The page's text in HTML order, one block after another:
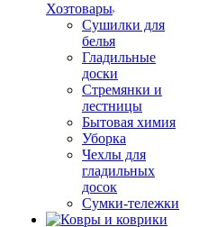
Хозтовары
Сушилки для
белья
Гладильные
доски
Стремянки и
лестницы
Бытовая химия
Уборка
Чехлы для
гладильных
досок
Сумки-тележки